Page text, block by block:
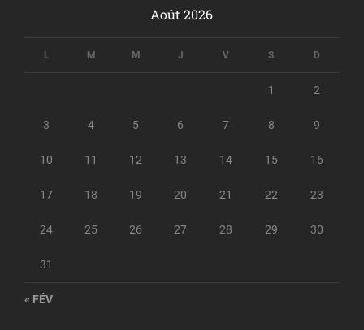
Août 2026
L M M J V S D
1 2
3 4 5 6 7 8 9
10 11 12 13 14 15 16
17 18 19 20 21 22 23
24 25 26 27 28 29 30
31
« FÉV